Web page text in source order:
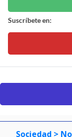
Suscríbete en:
Sociedad >